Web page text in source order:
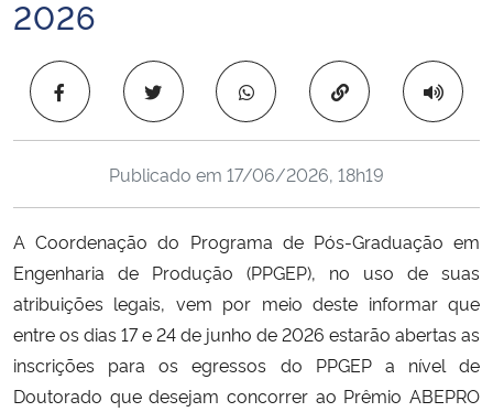
Ministério da Saúde
Ministério de Minas e Energia
Ministério da Ciência, Tecnologia, Inovações e Comunicações
Ministério do Turismo
Ministério do Desenvolvimento Regional
Controladoria-Geral da União
2026
Copiar para área
Publicado em 17/06/2026, 18h19
A Coordenação do Programa de Pós-Graduação em
Engenharia de Produção (PPGEP), no uso de suas
atribuições legais, vem por meio deste informar que
entre os dias 17 e 24 de junho de 2026 estarão abertas as
inscrições para os egressos do PPGEP a nível de
Doutorado que desejam concorrer ao Prêmio ABEPRO